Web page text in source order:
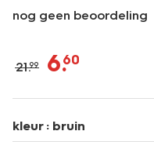
nog geen beoordeling
broderie-
30863874.html
21.99 6.60
kleur : bruin